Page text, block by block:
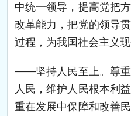
中统一领导，提高党把
改革能力，把党的领导
过程，为我国社会主义
——坚持人民至上。尊重
人民，维护人民根本利
重在发展中保障和改善